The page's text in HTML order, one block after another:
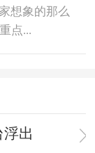
想象的那么
点...
出